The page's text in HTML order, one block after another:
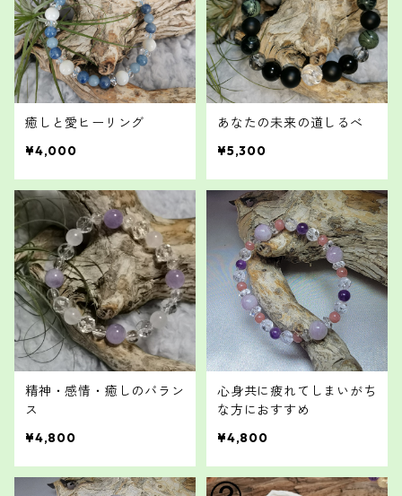
癒しと愛ヒーリング
¥4,000
あなたの未来の道しるべ
¥5,300
精神・感情・癒しのバラン
ス
¥4,800
心身共に疲れてしまいがち
な方におすすめ
¥4,800